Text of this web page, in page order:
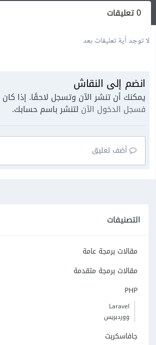
0 تعليقات
لا توجد أية تعليقات بعد
انضم إلى النقاش
يمكنك أن تنشر الآن وتسجل لاحقًا. إذا
فسجل الدخول الآن لتنشر باسم حسابك.
أضف تعليق
التصنيفات
مقالات برمجة عامة
مقالات برمجة متقدمة
PHP
Laravel
ووردبريس
جافاسكربت